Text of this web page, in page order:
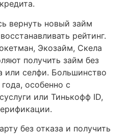
вернуть новый займ
рейтинг.
Экозайм, Скела
получить займ без
или селфи. Большинство
особенно с
или Тинькофф ID,
без отказа и получить